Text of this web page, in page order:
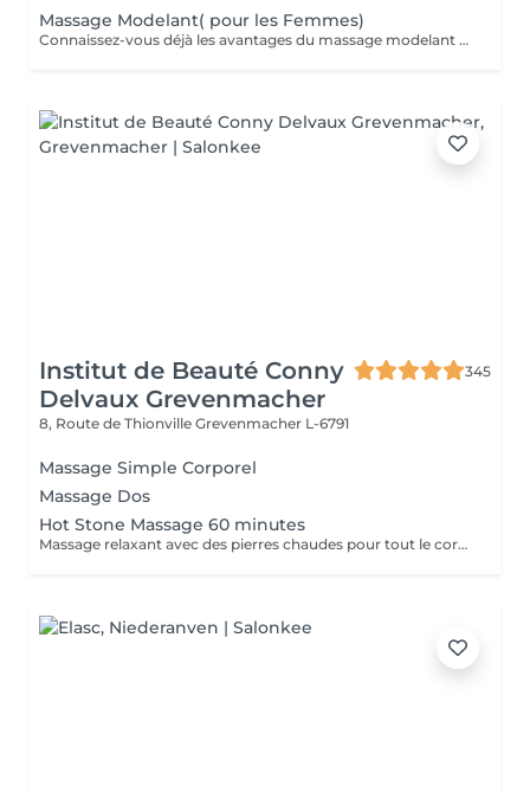
Massage Modelant( pour les Femmes)
Connaissez-vous déjà les avantages du massage modelant ? -Il est possible d'obtenir d'excellents résultats avec la procédure, car il existe une série de techniques à des fins différentes. Grâce à des mouvements continus et vigoureux, des manuvres sont effectuées pour décompoter les graisses dans différentes zones du corps. -De cette façon, vous pourrez réduire les mesures, améliorer le métabolisme et l'oxygénation cellulaire et éliminer les toxines. -Le massage modelant est indiqué pour ceux qui veulent améliorer leur estime de soi grâce à la modélisation corporelle et à la réduction de la graisse localisée.
Institut de Beauté Conny
Delvaux Grevenmacher
345
8, Route de Thionville Grevenmacher L-6791
Massage Simple Corporel
Massage Dos
Hot Stone Massage 60 minutes
Massage relaxant avec des pierres chaudes pour tout le corps